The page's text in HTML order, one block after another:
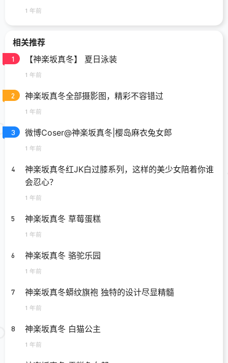
1 年前
相关推荐
1 【神楽坂真冬】 夏日泳装
1 年前
2 神楽坂真冬全部摄影图，精彩不容错过
1 年前
3 微博Coser@神楽坂真冬|樱岛麻衣兔女郎
1 年前
4
神楽坂真冬红JK白过膝系列，这样的美少女陪着你谁
会忍心？
1 年前
5 神楽坂真冬 草莓蛋糕
1 年前
6 神楽坂真冬 骆驼乐园
1 年前
7 神楽坂真冬蟒纹旗袍 独特的设计尽显精髓
1 年前
8 神楽坂真冬 白猫公主
1 年前